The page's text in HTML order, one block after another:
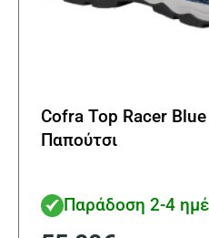
Cofra Top Racer
Παπούτσι
Παράδοση 2-4